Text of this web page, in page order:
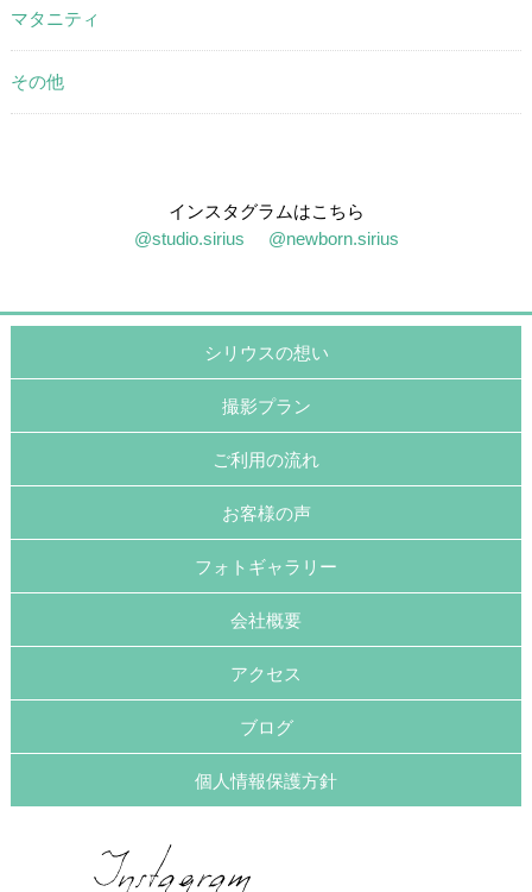
マタニティ
その他
インスタグラムはこちら
@studio.sirius
@newborn.sirius
シリウスの想い
撮影プラン
ご利用の流れ
お客様の声
フォトギャラリー
会社概要
アクセス
ブログ
個人情報保護方針